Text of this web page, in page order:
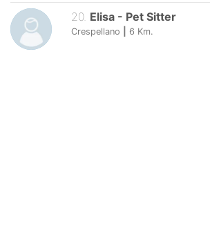
20. Elisa - Pet Sitter
Crespellano 6 Km.